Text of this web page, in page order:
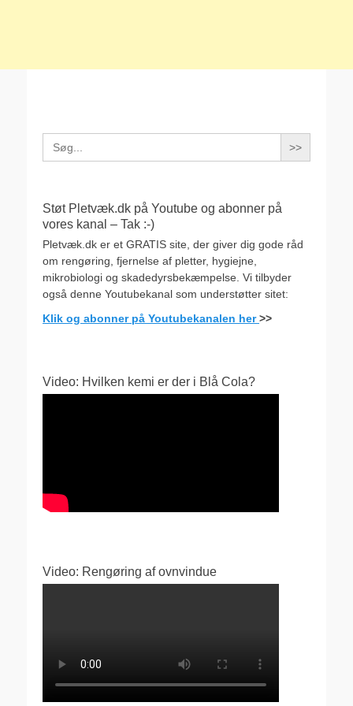
Search
for:
Støt Pletvæk.dk på Youtube og abonner på
vores kanal – Tak :-)
Pletvæk.dk er et GRATIS site, der giver dig gode råd
om rengøring, fjernelse af pletter, hygiejne,
mikrobiologi og skadedyrsbekæmpelse. Vi tilbyder
også denne Youtubekanal som understøtter sitet:
Klik og abonner på Youtubekanalen her>>
Video: Hvilken kemi er der i Blå Cola?
Video: Rengøring af ovnvindue